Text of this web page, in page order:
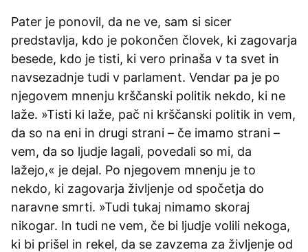
Pater je ponovil, da ne ve, sam si sicer
predstavlja, kdo je pokončen človek, ki zagovarja
besede, kdo je tisti, ki vero prinaša v ta svet in
navsezadnje tudi v parlament. Vendar pa je po
njegovem mnenju krščanski politik nekdo, ki ne
laže. »Tisti ki laže, pač ni krščanski politik in vem,
da so na eni in drugi strani – če imamo strani –
vem, da so ljudje lagali, povedali so mi, da
lažejo,« je dejal. Po njegovem mnenju je to
nekdo, ki zagovarja življenje od spočetja do
naravne smrti. »Tudi tukaj nimamo skoraj
nikogar. In tudi ne vem, če bi ljudje volili nekoga,
ki bi prišel in rekel, da se zavzema za življenje od